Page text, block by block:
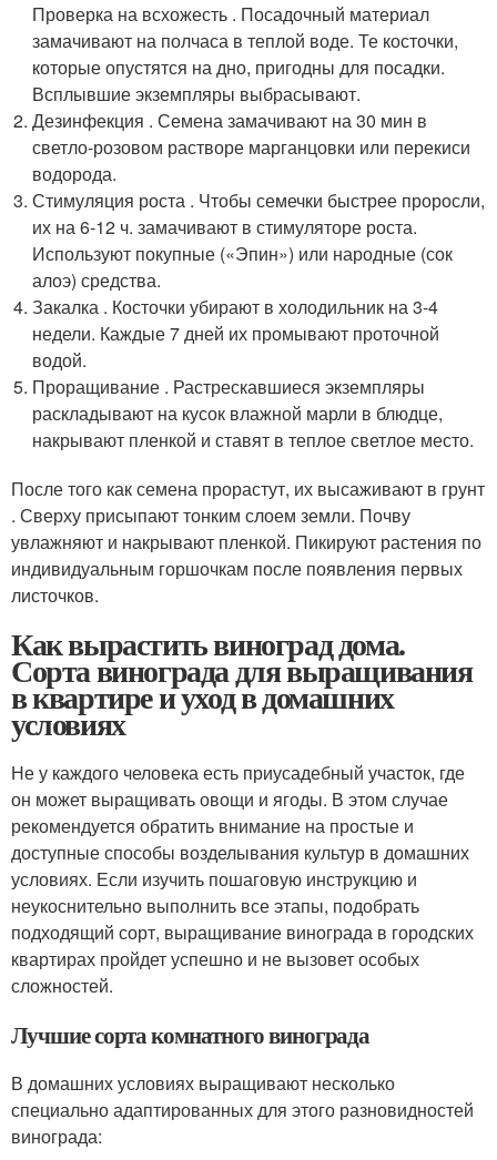
Проверка на всхожесть . Посадочный материал
замачивают на полчаса в теплой воде. Те косточки,
которые опустятся на дно, пригодны для посадки.
Всплывшие экземпляры выбрасывают.
Дезинфекция . Семена замачивают на 30 мин в
светло-розовом растворе марганцовки или перекиси
водорода.
Стимуляция роста . Чтобы семечки быстрее проросли,
их на 6-12 ч. замачивают в стимуляторе роста.
Используют покупные («Эпин») или народные (сок
алоэ) средства.
Закалка . Косточки убирают в холодильник на 3-4
недели. Каждые 7 дней их промывают проточной
водой.
Проращивание . Растрескавшиеся экземпляры
раскладывают на кусок влажной марли в блюдце,
накрывают пленкой и ставят в теплое светлое место.
После того как семена прорастут, их высаживают в грунт
. Сверху присыпают тонким слоем земли. Почву
увлажняют и накрывают пленкой. Пикируют растения по
индивидуальным горшочкам после появления первых
листочков.
Как вырастить виноград дома.
Сорта винограда для выращивания
в квартире и уход в домашних
условиях
Не у каждого человека есть приусадебный участок, где
он может выращивать овощи и ягоды. В этом случае
рекомендуется обратить внимание на простые и
доступные способы возделывания культур в домашних
условиях. Если изучить пошаговую инструкцию и
неукоснительно выполнить все этапы, подобрать
подходящий сорт, выращивание винограда в городских
квартирах пройдет успешно и не вызовет особых
сложностей.
Лучшие сорта комнатного винограда
В домашних условиях выращивают несколько
специально адаптированных для этого разновидностей
винограда: